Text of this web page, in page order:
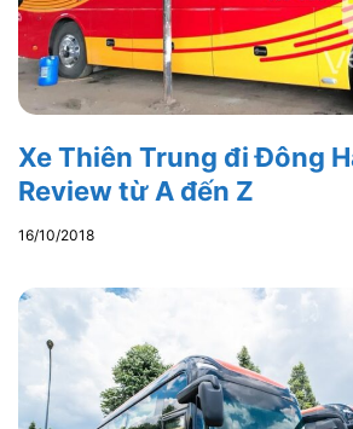
Xe Thiên Trung đi Đông
Review từ A đến Z
16/10/2018